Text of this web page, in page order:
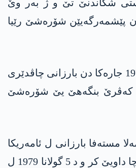
شکاندنێ تێ و ژ بەر وێ
پێشمەرگەیێن شۆرەشێ رێیا
* پشتی شکەستنا 1975 جارەکا دن بارزانی چاڤدێری
کەڤرێ بنگەھێ یێ شۆرەشێ
1ێ ئادارا 1979 مەلا مستەفا بارزانی ل ئامەریکا
ژ بەر نەخوەشیێ کۆچا داویێ کر و د 5 گولانا 1979 ل